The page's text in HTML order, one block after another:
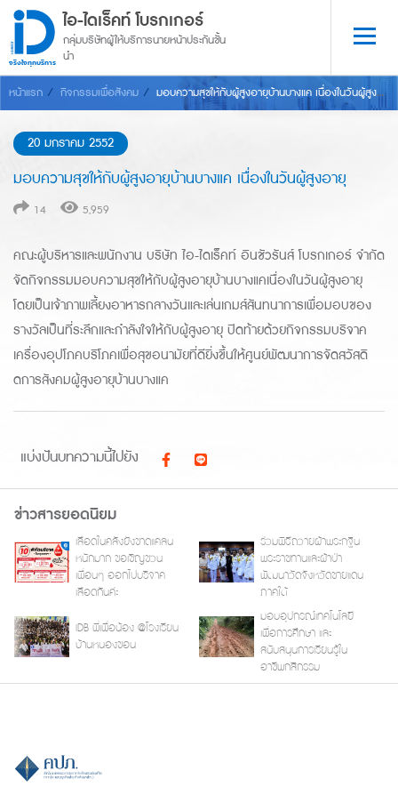
จริงใจทุกบริการ
ไอ-ไดเร็คท์ โบรกเกอร์
กลุ่มบริษัทผู้ให้บริการนายหน้าประกันชั้น
นำ
หน้าแรก กิจกรรมเพื่อสังคม มอบความสุขให้กับผู้สูงอายุบ้านบางแค เนื่องในวันผู้สูงอายุ
20 มกราคม 2552
มอบความสุขให้กับผู้สูงอายุบ้านบางแค เนื่องในวันผู้สูงอายุ
14 5,959
คณะผู้บริหารและพนักงาน บริษัท ไอ-ไดเร็คท์ อินชัวรันส์ โบรกเกอร์ จำกัด
จัดกิจกรรมมอบความสุขให้กับผู้สูงอายุบ้านบางแคเนื่องในวันผู้สูงอายุ
โดยเป็นเจ้าภาพเลี้ยงอาหารกลางวันและเล่นเกมส์สันทนาการเพื่อมอบของ
รางวัลเป็นที่ระลึกและกำลังใจให้กับผู้สูงอายุ ปิดท้ายด้วยกิจกรรมบริจาค
เครื่องอุปโภคบริโภคเพื่อสุขอนามัยที่ดียิ่งขึ้นให้ศูนย์พัฒนาการจัดสวัสดิ
ดการสังคมผู้สูงอายุบ้านบางแค
แบ่งปันบทความนี้ไปยัง
ข่าวสารยอดนิยม
เลือดในคลังยังขาดแคลน
หนักมาก ขอเชิญชวน
เพื่อนๆ ออกไปบริจาค
เลือดกันค่ะ
ร่วมพิธีถวายผ้าพระกฐิน
พระราชทานและผ้าป่า
พัฒนาวัดจังหวัดชายแดน
ภาคใต้
IDB พี่เพื่อน้อง @โรงเรียน
บ้านหนองขอน
มอบอุปกรณ์เทคโนโลยี
เพื่อการศึกษา และ
สนับสนุนการเรียนรู้ใน
อาชีพกสิกรรม